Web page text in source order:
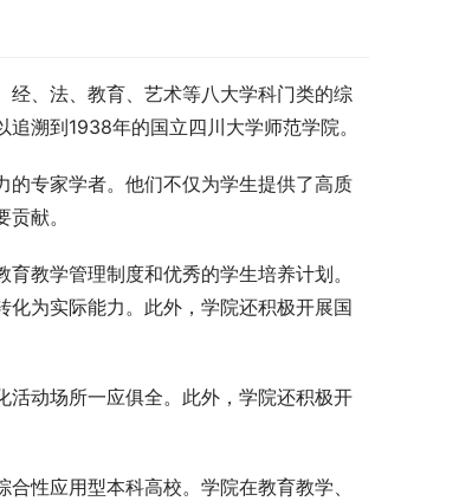
经、法、教育、艺术等八大学科门类的综
溯到1938年的国立四川大学师范学院。
专家学者。他们不仅为学生提供了高质
献。
教学管理制度和优秀的学生培养计划。
为实际能力。此外，学院还积极开展国
动场所一应俱全。此外，学院还积极开
性应用型本科高校。学院在教育教学、